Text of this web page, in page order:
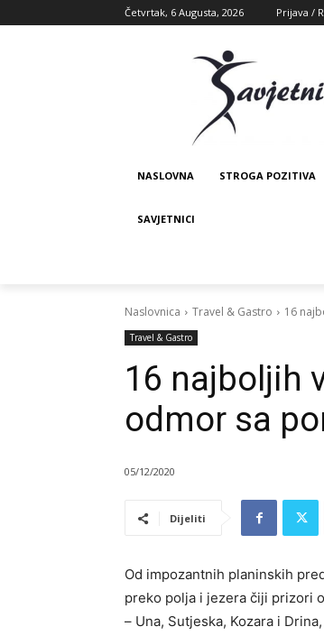
Četvrtak, 6 Augusta, 2026 Prijava /
NASLOVNA STROGA POZITIVA
SAVJETNICI
Naslovnica Travel & Gastro 16
Travel & Gastro
16 najboljih
odmor sa
05/12/2020
Dijeliti
Od impozantnih planinskih
preko polja i jezera čiji prizori
– Una, Sutjeska, Kozara i